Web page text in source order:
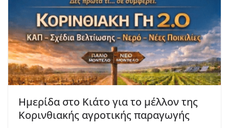
Ημερίδα στο Κιάτο για το μέλλον της
Κορινθιακής αγροτικής παραγωγής